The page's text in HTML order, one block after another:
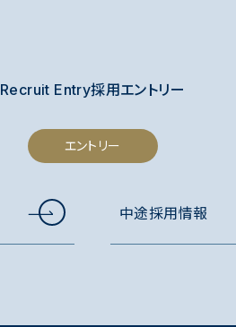
Recruit Entry採用エントリー
エントリー
中途採用情報